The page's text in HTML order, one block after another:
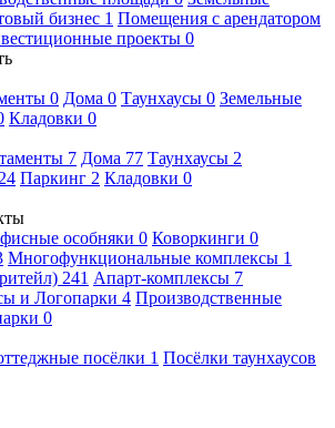
бизнес 1 Помещения с арендатором
проекты 0
0 Дома 0 Таунхаусы 0 Земельные
Кладовки 0
7 Дома 77 Таунхаусы 2
Паркинг 2 Кладовки 0
особняки 0 Коворкинги 0
Многофункциональные комплексы 1
241 Апарт-комплексы 7
и Логопарки 4 Производственные
0
посёлки 1 Посёлки таунхаусов